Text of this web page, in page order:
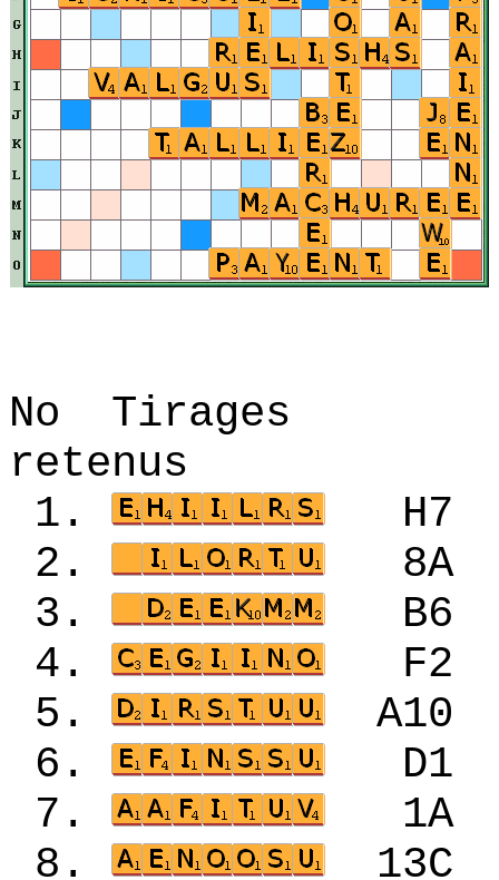
No Tirages
retenus
1.
2.
3.
4.
5.
6.
7.
8.